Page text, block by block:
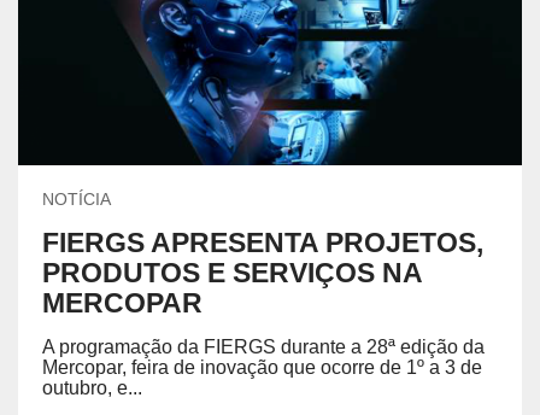
NOTÍCIA
FIERGS APRESENTA PROJETOS,
PRODUTOS E SERVIÇOS NA
MERCOPAR
A programação da FIERGS durante a 28ª edição da
Mercopar, feira de inovação que ocorre de 1º a 3 de
outubro, e...